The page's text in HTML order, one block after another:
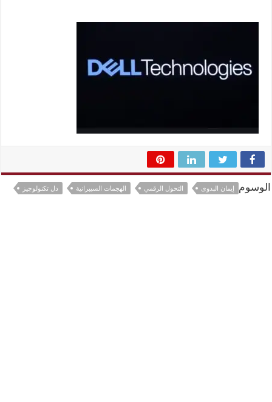
الوسوم إيمان البدوى التحول الرقمي الهجمات السيبرانية دل تكنولوجيز